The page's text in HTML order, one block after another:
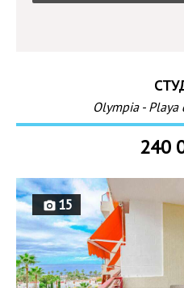
Olympia - Playa
240
15